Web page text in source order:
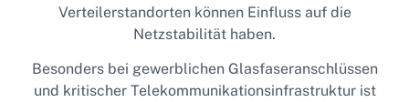
Verteilerstandorten können Einfluss auf die
Netzstabilität haben.
Besonders bei gewerblichen Glasfaseranschlüssen
und kritischer Telekommunikationsinfrastruktur ist